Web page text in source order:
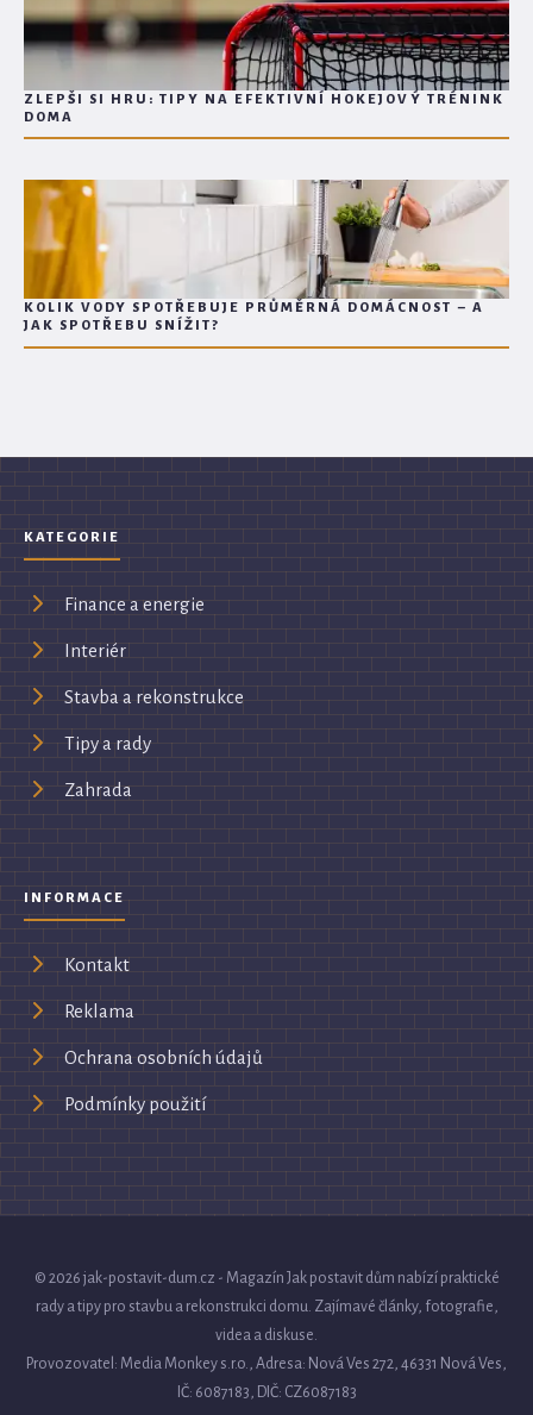
ZLEPŠI SI HRU: TIPY NA EFEKTIVNÍ HOKEJOVÝ TRÉNINK
DOMA
KOLIK VODY SPOTŘEBUJE PRŮMĚRNÁ DOMÁCNOST – A
JAK SPOTŘEBU SNÍŽIT?
KATEGORIE
Finance a energie
Interiér
Stavba a rekonstrukce
Tipy a rady
Zahrada
INFORMACE
Kontakt
Reklama
Ochrana osobních údajů
Podmínky použití
© 2026 jak-postavit-dum.cz - Magazín Jak postavit dům nabízí praktické
rady a tipy pro stavbu a rekonstrukci domu. Zajímavé články, fotografie,
videa a diskuse.
Provozovatel: Media Monkey s.r.o., Adresa: Nová Ves 272, 46331 Nová Ves,
IČ: 6087183, DIČ: CZ6087183